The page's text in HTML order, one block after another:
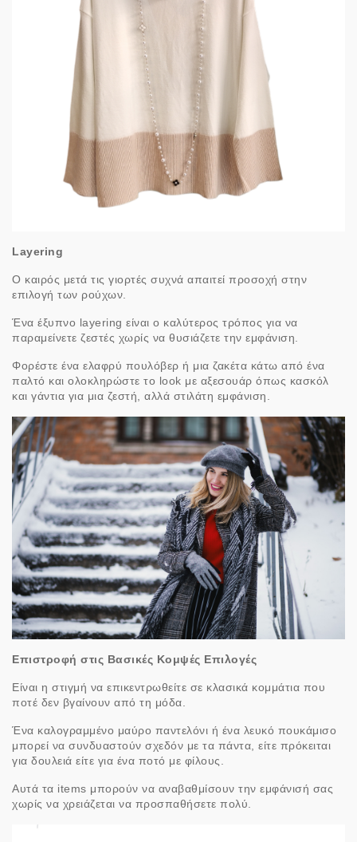
Layering
Ο καιρός μετά τις γιορτές συχνά απαιτεί προσοχή στην
επιλογή των ρούχων.
Ένα έξυπνο layering είναι ο καλύτερος τρόπος για να
παραμείνετε ζεστές χωρίς να θυσιάζετε την εμφάνιση.
Φορέστε ένα ελαφρύ πουλόβερ ή μια ζακέτα κάτω από ένα
παλτό και ολοκληρώστε το look με αξεσουάρ όπως κασκόλ
και γάντια για μια ζεστή, αλλά στιλάτη εμφάνιση.
Επιστροφή στις Βασικές Κομψές Επιλογές
Είναι η στιγμή να επικεντρωθείτε σε κλασικά κομμάτια που
ποτέ δεν βγαίνουν από τη μόδα.
Ένα καλογραμμένο μαύρο παντελόνι ή ένα λευκό πουκάμισο
μπορεί να συνδυαστούν σχεδόν με τα πάντα, είτε πρόκειται
για δουλειά είτε για ένα ποτό με φίλους.
Αυτά τα items μπορούν να αναβαθμίσουν την εμφάνισή σας
χωρίς να χρειάζεται να προσπαθήσετε πολύ.